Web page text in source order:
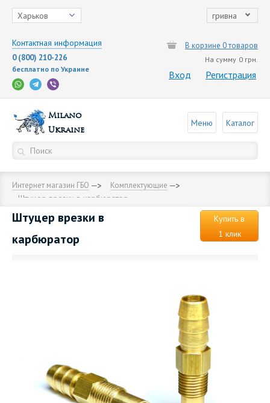
Харьков гривна
Контактная информация
0 (800) 210-226
бесплатно по Украине
В корзине 0 товаров
На сумму 0 грн.
Вход Регистрация
Milano
Ukraine
Меню Каталог
Интернет магазин ГБО Комплектующие
Штуцер врезки в карбюратор
Штуцер врезки в
карбюратор
Купить в
1 клик